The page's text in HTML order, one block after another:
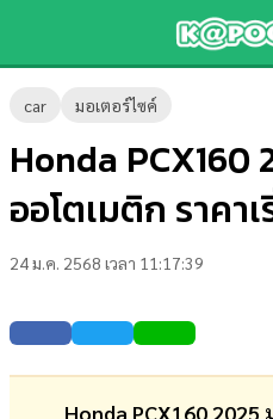
car มอเตอร์ไซค์
Honda PCX160
ออโตเมติก ราคา
24 ม.ค. 2568 เวลา 11:17:39
Honda PCX160 2025
ข่าว-
ความ
รู้
บันเทิง
ตรวจ
หวย